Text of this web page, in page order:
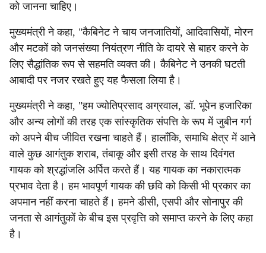
को जानना चाहिए।
मुख्यमंत्री ने कहा, "कैबिनेट ने चाय जनजातियों, आदिवासियों, मोरन
और मटकों को जनसंख्या नियंत्रण नीति के दायरे से बाहर करने के
लिए सैद्धांतिक रूप से सहमति व्यक्त की। कैबिनेट ने उनकी घटती
आबादी पर नजर रखते हुए यह फैसला लिया है।
मुख्यमंत्री ने कहा, "हम ज्योतिप्रसाद अग्रवाल, डॉ. भूपेन हजारिका
और अन्य लोगों की तरह एक सांस्कृतिक संपत्ति के रूप में जुबीन गर्ग
को अपने बीच जीवित रखना चाहते हैं। हालाँकि, समाधि क्षेत्र में आने
वाले कुछ आगंतुक शराब, तंबाकू और इसी तरह के साथ दिवंगत
गायक को श्रद्धांजलि अर्पित करते हैं। यह गायक का नकारात्मक
प्रभाव देता है। हम भावपूर्ण गायक की छवि को किसी भी प्रकार का
अपमान नहीं करना चाहते हैं। हमने डीसी, एसपी और सोनापुर की
जनता से आगंतुकों के बीच इस प्रवृत्ति को समाप्त करने के लिए कहा
है।